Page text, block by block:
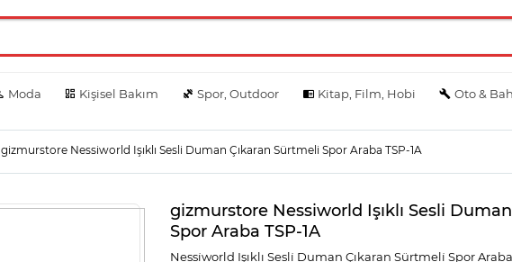
Moda Kişisel Bakım Spor, Outdoor Kitap, Film, Hobi Oto &
gizmurstore Nessiworld Işıklı Sesli Duman Çıkaran Sürtmeli Spor Araba TSP-1A
gizmurstore Nessiworld Işıklı Sesli
Spor Araba TSP-1A
Nessi̇world Işıklı Sesli̇ Duman Çıkaran Sürtmeli̇ Spor Araba